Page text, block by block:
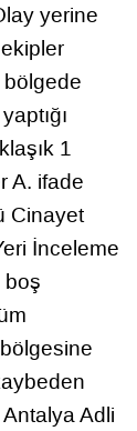
yerine
bölgede
1
A. ifade
Cinayet
İnceleme
boş
Adli